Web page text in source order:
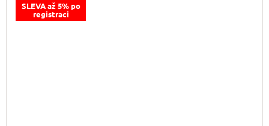
SLEVA až 5% po
registraci